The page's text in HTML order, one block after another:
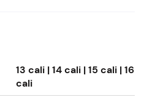
13 cali | 14 cali | 15 cali | 16
cali